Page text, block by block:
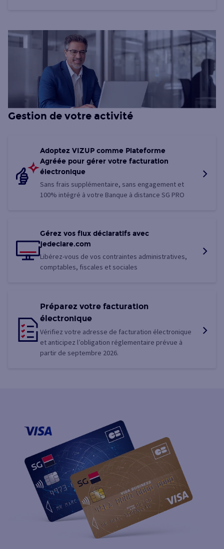
Gestion de votre activité
Adoptez VIZUP comme Plateforme
Agréée pour gérer votre facturation
électronique
Sans frais supplémentaire, sans engagement et
100% intégré à votre Banque à distance SG PRO
Gérez vos flux déclaratifs avec
jedeclare.com
Libérez-vous de vos contraintes administratives,
comptables, fiscales et sociales
Préparez votre facturation
électronique
Vérifiez votre adresse de facturation électronique
et anticipez l’obligation réglementaire prévue à
partir de septembre 2026.